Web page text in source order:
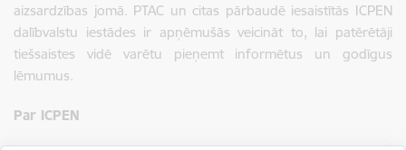
aizsardzības jomā. PTAC un citas pārbaudē iesaistītās ICPEN
dalībvalstu iestādes ir apņēmušās veicināt to, lai patērētāji
tiešsaistes vidē varētu pieņemt informētus un godīgus
lēmumus.
Par ICPEN